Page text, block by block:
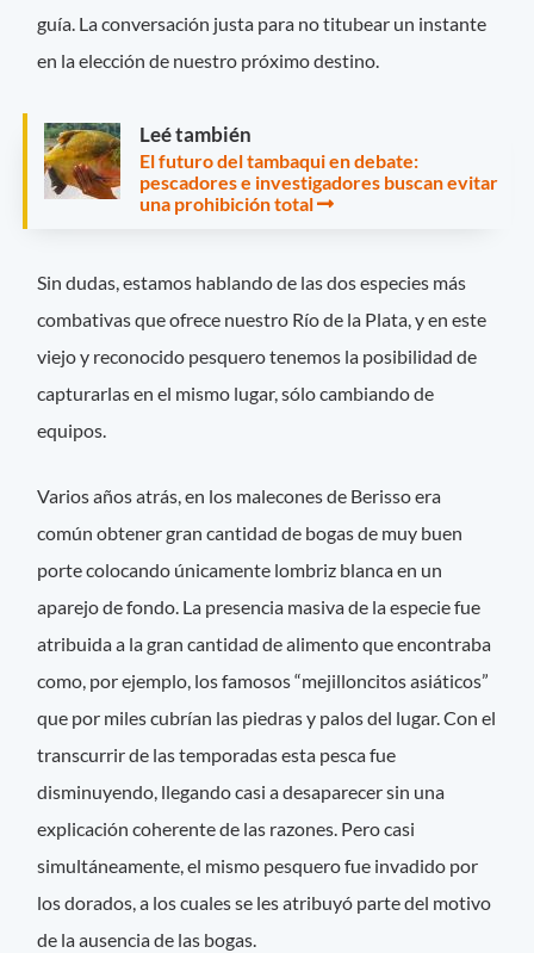
guía. La conversación justa para no titubear un instante
en la elección de nuestro próximo destino.
Leé también
El futuro del tambaqui en debate:
pescadores e investigadores buscan evitar
una prohibición total
Sin dudas, estamos hablando de las dos especies más
combativas que ofrece nuestro Río de la Plata, y en este
viejo y reconocido pesquero tenemos la posibilidad de
capturarlas en el mismo lugar, sólo cambiando de
equipos.
Varios años atrás, en los malecones de Berisso era
común obtener gran cantidad de bogas de muy buen
porte colocando únicamente lombriz blanca en un
aparejo de fondo. La presencia masiva de la especie fue
atribuida a la gran cantidad de alimento que encontraba
como, por ejemplo, los famosos “mejilloncitos asiáticos”
que por miles cubrían las piedras y palos del lugar. Con el
transcurrir de las temporadas esta pesca fue
disminuyendo, llegando casi a desaparecer sin una
explicación coherente de las razones. Pero casi
simultáneamente, el mismo pesquero fue invadido por
los dorados, a los cuales se les atribuyó parte del motivo
de la ausencia de las bogas.